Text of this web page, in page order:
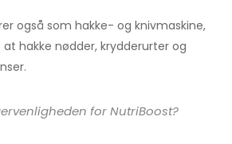
også som hakke- og knivmaskine,
hakke nødder, krydderurter og
for NutriBoost?